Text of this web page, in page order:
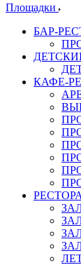
Площадки
БАР-
КАФЕ-